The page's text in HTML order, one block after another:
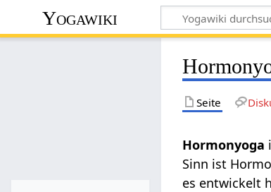
Yogawiki
Seite
Hormonyoga
Sinn ist
es entwickelt